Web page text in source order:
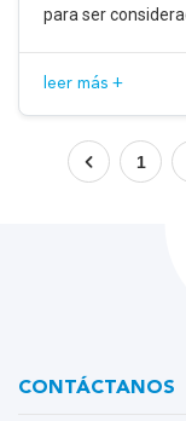
para ser
leer más +
1
CONTÁCTANOS